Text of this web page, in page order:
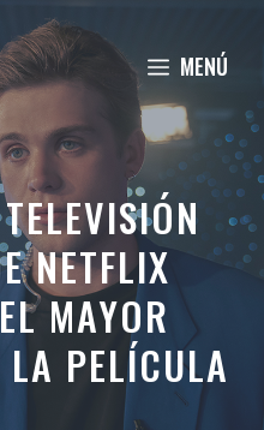
MENÚ
NETFLIX
MAYOR
PELÍCULA